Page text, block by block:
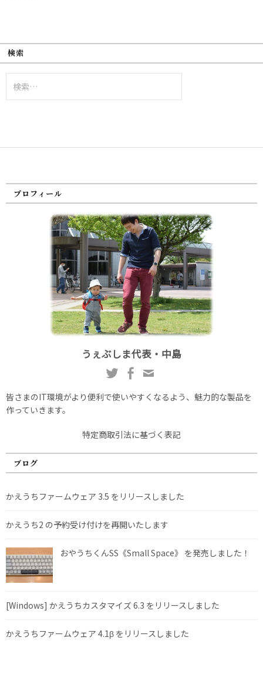
検索
索:
プロフィール
うぇぶしま代表・中島
皆さまのIT環境がより便利で使いやすくなるよう、魅力的な製品を
作っていきます。
特定商取引法に基づく表記
ブログ
かえうちファームウェア 3.5 をリリースしました
かえうち2 の予約受け付けを再開いたします
おやうちくんSS《Small Space》 を発売しました！
[Windows] かえうちカスタマイズ 6.3 をリリースしました
かえうちファームウェア 4.1β をリリースしました